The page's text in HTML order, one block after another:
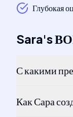
Глубокая
Sara's
С какими
Как Сара